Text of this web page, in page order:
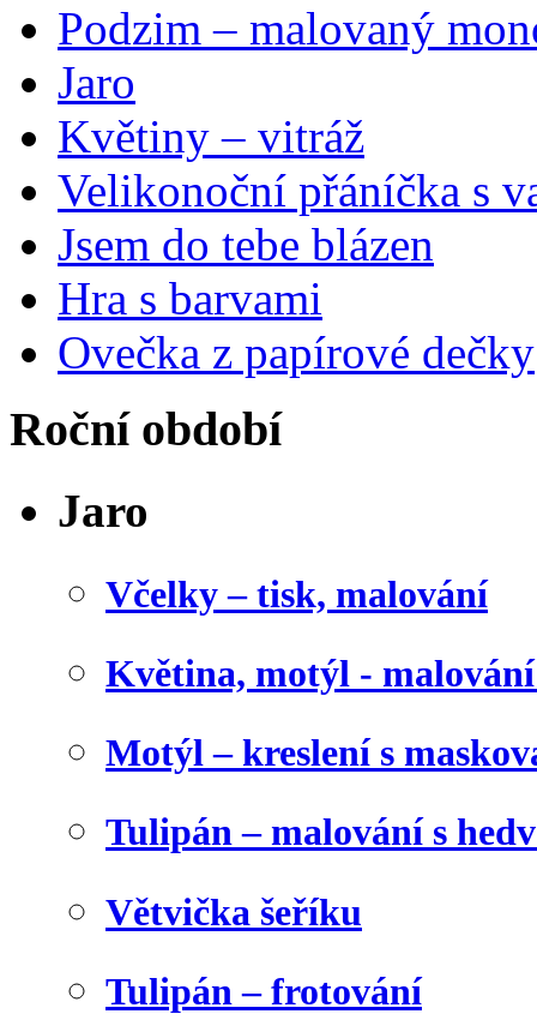
Podzim – malovaný
Jaro
Květiny – vitráž
Velikonoční přáníčka s
Jsem do tebe blázen
Hra s barvami
Ovečka z papírové dečky
Roční období
Jaro
Včelky – tisk, malování
Květina, motýl -
Motýl – kreslení s
Tulipán – malování s
Větvička šeříku
Tulipán – frotování